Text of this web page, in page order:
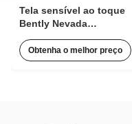
Tela sensível ao toque
Bently Nevada
Expansor de Pulso para
Monitoramento de
Obtenha o melhor preço